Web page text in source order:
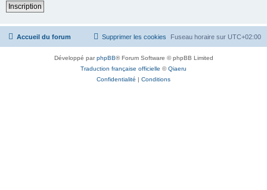
Inscription
Accueil du forum Fuseau horaire sur UTC+02:00
Supprimer les cookies
Développé parphpBB® Forum Software © phpBB Limited
Traduction française officielle ©Qiaeru
Confidentialité | Conditions